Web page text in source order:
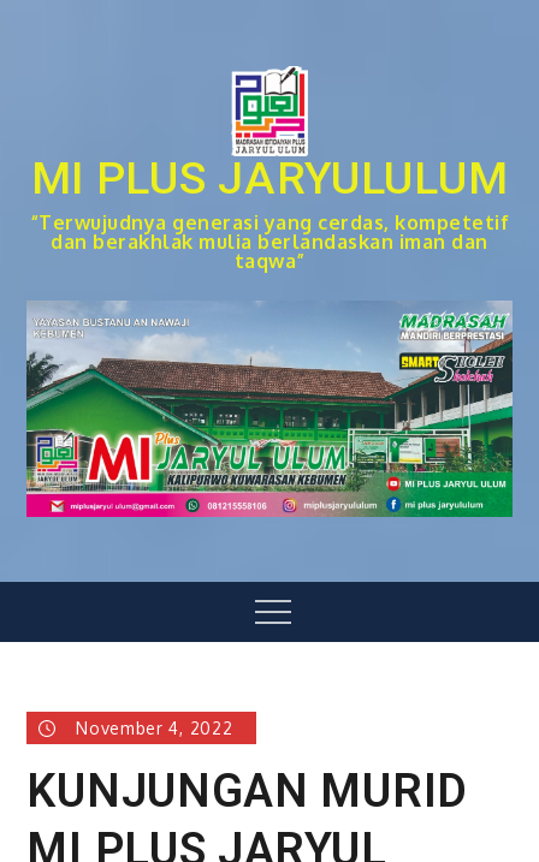
MI PLUS JARYULULUM
“Terwujudnya generasi yang cerdas, kompetetif
dan berakhlak mulia berlandaskan iman dan
taqwa”
Menu
November 4, 2022
KUNJUNGAN MURID
MI PLUS JARYUL